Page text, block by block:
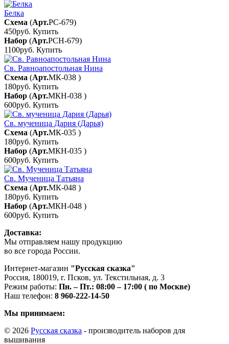
Белка
Схема (Арт.РС-679)
450руб. Купить
Набор (Арт.РСН-679)
1100руб. Купить
Св. Равноапостольная Нина
Схема (Арт.МК-038 )
180руб. Купить
Набор (Арт.МКН-038 )
600руб. Купить
Св. мученица Дария (Дарья)
Схема (Арт.МК-035 )
180руб. Купить
Набор (Арт.МКН-035 )
600руб. Купить
Св. Мученица Татьяна
Схема (Арт.МК-048 )
180руб. Купить
Набор (Арт.МКН-048 )
600руб. Купить
Доставка:
Мы отправляем нашу продукцию
во все города России.
Интернет-магазин "Русская сказка"
Россия, 180019, г. Псков, ул. Текстильная, д. 3
Режим работы: Пн. – Пт.: 08:00 – 17:00 ( по Москве)
Наш телефон: 8 960-222-14-50
Мы принимаем:
© 2026 Русская сказка - производитель наборов для
вышивания